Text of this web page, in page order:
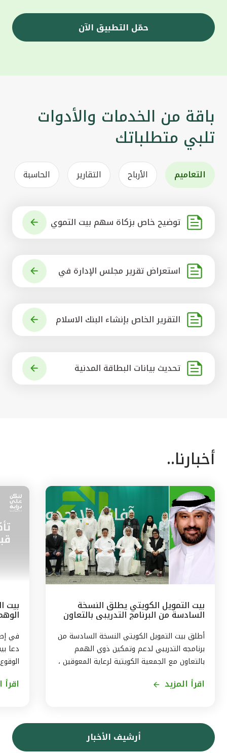
حمّل التطبيق الآن
باقة من الخدمات والأدوات
تلبي متطلباتك
التعاميم الأرباح التقارير الحاسبة
توضيح خاص بزكاة سهم بيت التموي
استعراض تقرير مجلس الإدارة في
التقرير الخاص بإنشاء البنك الاسلام
تحديث بيانات البطاقة المدنية
أخبارنا..
بيت التمويل الكويتي يطلق النسخة
السادسة من البرنامج التدريبي بالتعاون
مع الجمعيّة الكويتيّة لرعاية المعوقين
أطلق بيت التمويل الكويتي النسخة السادسة من
برنامجه التدريبي لدعم وتمكين ذوي الهمم
بالتعاون مع الجمعية الكويتية لرعاية المعوقين ،
الموارد البشريّة لمجموعة بيت التمويل الكويتي
بالتكليف ، أحمد حمد الحمّاد ، ان البرنامج
التدريبى الذى يشمل 11 متدربا ، يأتى في إطار
اقرأ المزيد
بيت
دعا
حجز
بأن
اقرأ
أرشيف الأخبار